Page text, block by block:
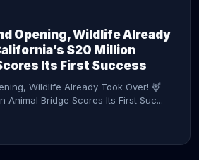
Opening, Wildlife Already
$20 Million
Its First Success
Wildlife Already Took Over! 🦌
Animal Bridge Scores Its First Suc...